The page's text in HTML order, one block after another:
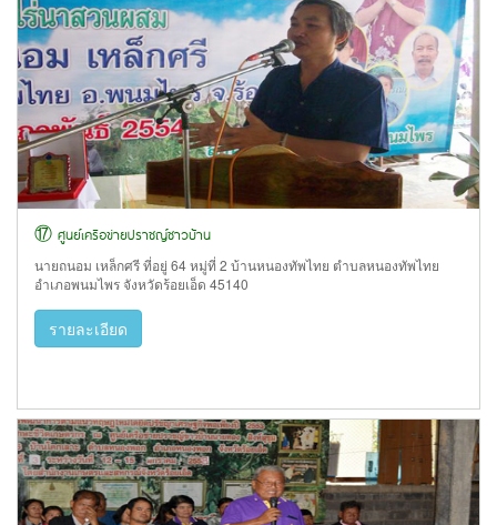
⑰ ศูนย์เครือข่ายปราชญ์ชาวบ้าน
นายถนอม เหล็กศรี ที่อยู่ 64 หมู่ที่ 2 บ้านหนองทัพไทย ตำบลหนองทัพไทย
อำเภอพนมไพร จังหวัดร้อยเอ็ด 45140
รายละเอียด